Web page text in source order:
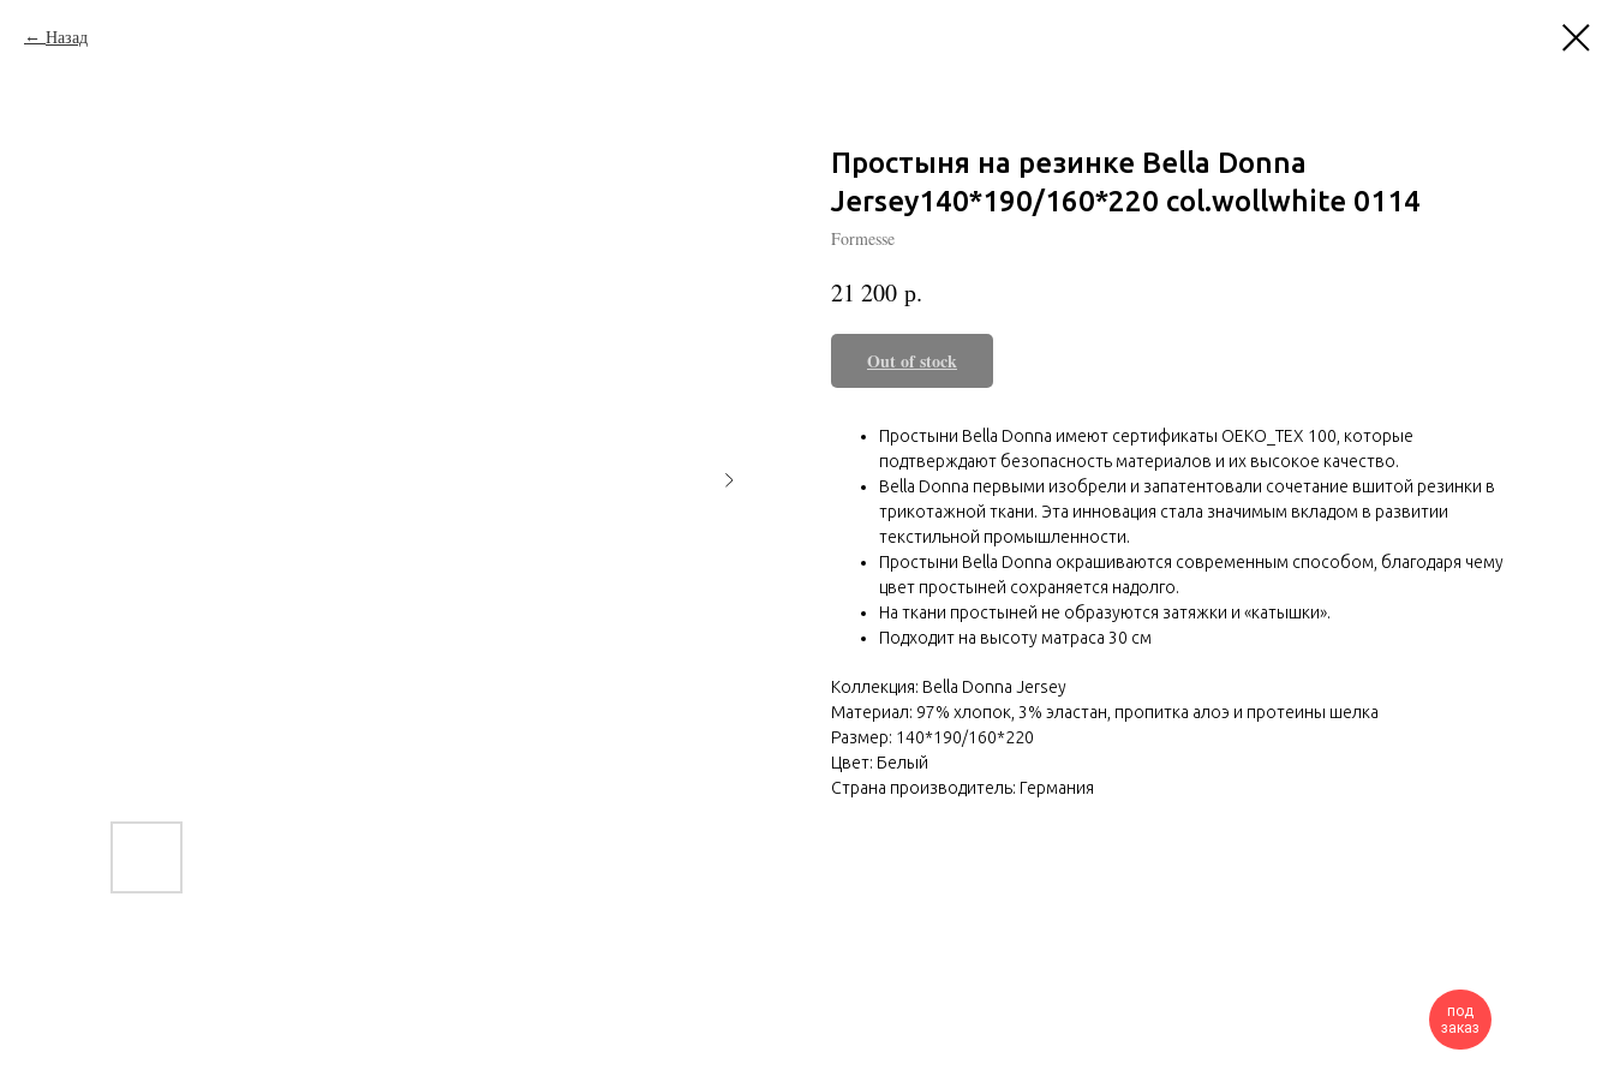
Назад
Простыня на резинке Bella Donna
Jersey140*190/160*220 col.wollwhite 0114
Formesse
21 200 р.
Out of stock
Простыни Bella Donna имеют сертификаты OEKO_TEX 100, которые
подтверждают безопасность материалов и их высокое качество.
Bella Donna первыми изобрели и запатентовали сочетание вшитой резинки в
трикотажной ткани. Эта инновация стала значимым вкладом в развитии
текстильной промышленности.
Простыни Bella Donna окрашиваются современным способом, благодаря чему
цвет простыней сохраняется надолго.
На ткани простыней не образуются затяжки и «катышки».
Подходит на высоту матраса 30 см
Коллекция: Bella Donna Jersey
Материал: 97% хлопок, 3% эластан, пропитка алоэ и протеины шелка
Размер: 140*190/160*220
Цвет: Белый
Страна производитель: Германия
под
заказ